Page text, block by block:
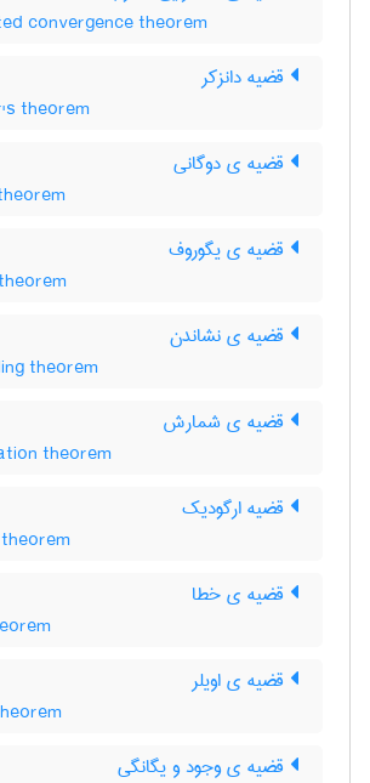
convergence theorem
قضیه دانزکر
theorem
قضیه ی دوگانی
قضیه ی یگوروف
قضیه ی نشاندن
theorem
قضیه ی شمارش
theorem
قضیه ارگودیک
قضیه ی خطا
قضیه ی اویلر
قضیه ی وجود و یگانگی